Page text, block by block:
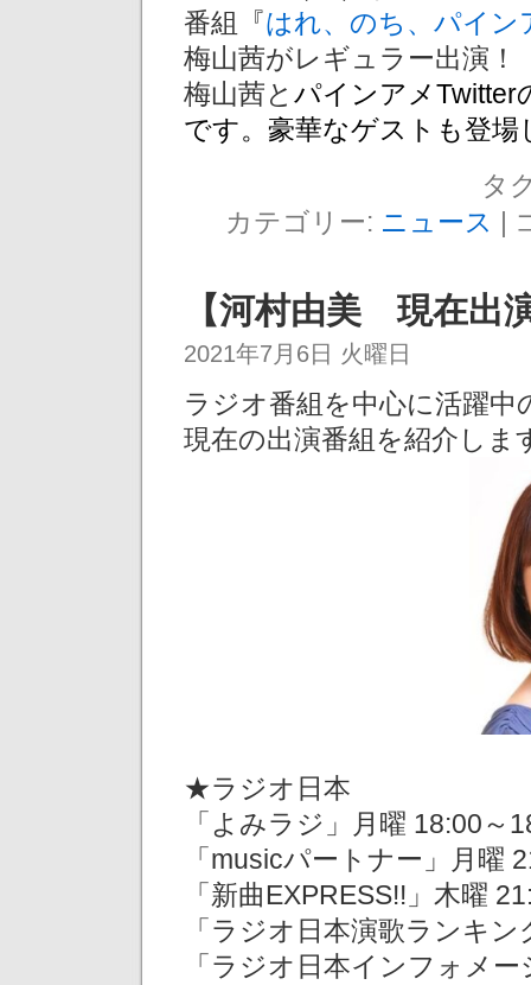
番組『はれ、のち、パイン
梅山茜がレギュラー出演！
梅山茜と パインアメTwitter
です。 豪華なゲストも登
タ
カテゴリー: ニュース |
【河村由美 現在出
2021年7月6日 火曜日
ラジオ番組を中心に活躍中
現在の出演番組を紹介しま
★ラジオ日本
「よみラジ」月曜 18:00～
「musicパートナー」月曜
「新曲EXPRESS!!」木曜
「ラジオ日本演歌ランキ
「ラジオ日本インフォメ